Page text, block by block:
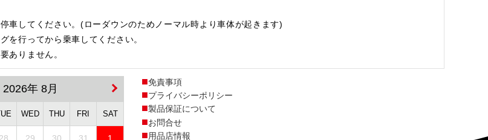
車してください。(ローダウンのためノーマル時より車体が起きます)
を行ってから乗車してください。
ありません。
2026年 8月
WED THU FRI SAT
免責事項
プライバシーポリシー
製品保証について
お問合せ
用品店情報